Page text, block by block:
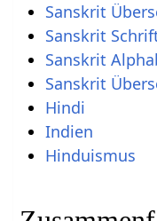
Sanskrit
Sanskrit
Sanskrit
Sanskrit
Hindi
Indien
Hinduismus